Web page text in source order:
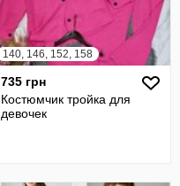
140, 146, 152, 158
735 грн
Костюмчик тройка для
девочек